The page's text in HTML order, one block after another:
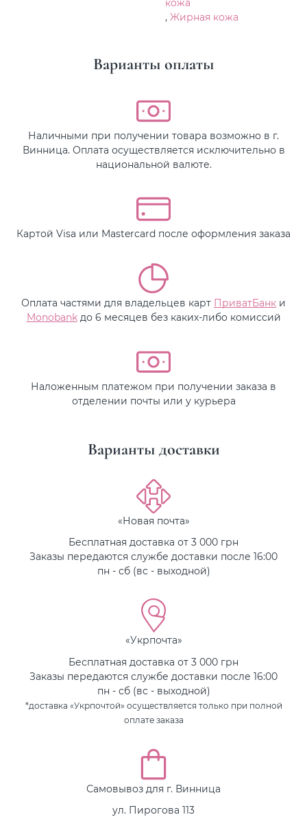
, Жирная кожа
Варианты оплаты
Наличными при получении товара возможно в г.
Винница. Оплата осуществляется исключительно в
национальной валюте.
Картой Visa или Mastercard после оформления заказа
Оплата частями для владельцев карт ПриватБанк и
Monobankдо 6 месяцев без каких-либо комиссий
Наложенным платежом при получении заказа в
отделении почты или у курьера
Варианты доставки
«Новая почта»
Бесплатная доставка от 3 000 грн
Заказы передаются службе доставки после 16:00
пн - сб (вс - выходной)
«Укрпочта»
Бесплатная доставка от 3 000 грн
Заказы передаются службе доставки после 16:00
пн - сб (вс - выходной)
*доставка «Укрпочтой» осуществляется только при полной
оплате заказа
Самовывоз для г. Винница
ул. Пирогова 113